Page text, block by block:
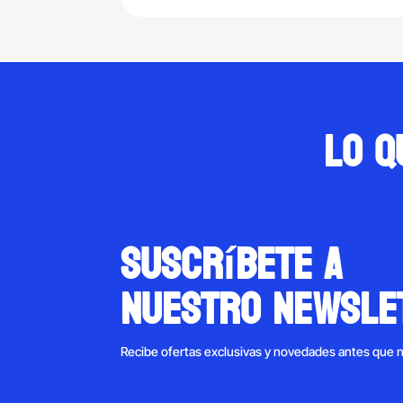
Lo
suscríbete a
nuestro
Recibe ofertas exclusivas y novedades antes que